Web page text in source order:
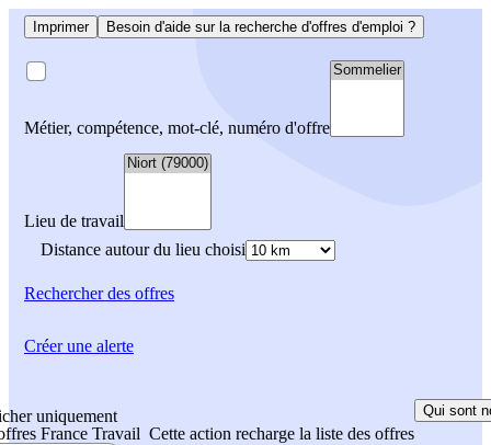
Imprimer Besoin d'aide sur la recherche d'offres d'emploi ?
Métier, compétence, mot-clé, numéro d'offre
Lieu de travail
Distance autour du lieu choisi
Rechercherdes offres
uniquement
France Travail Cette action recharge la liste des offres
Qui sont
Créer une alerte